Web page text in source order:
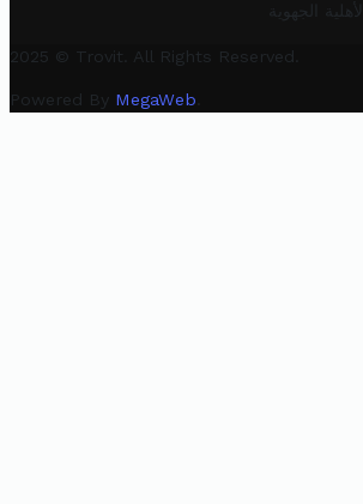
الجهوية
2025 © Trovit. All Rights Reserved.
Powered By MegaWeb